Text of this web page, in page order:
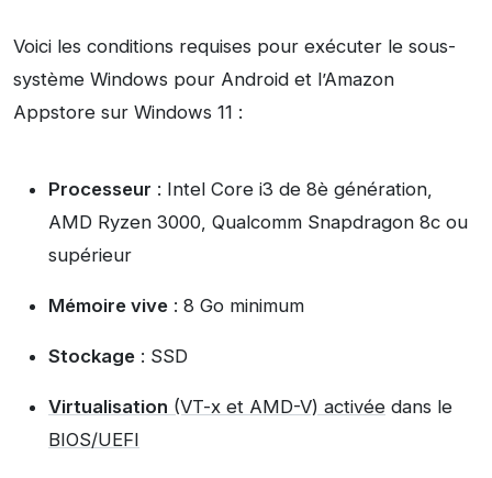
Voici les conditions requises pour exécuter le sous-
système Windows pour Android et l’Amazon
Appstore sur Windows 11 :
Processeur : Intel Core i3 de 8è génération,
AMD Ryzen 3000, Qualcomm Snapdragon 8c ou
supérieur
Mémoire vive : 8 Go minimum
Stockage : SSD
Virtualisation (VT-x et AMD-V) activée dans le
BIOS/UEFI